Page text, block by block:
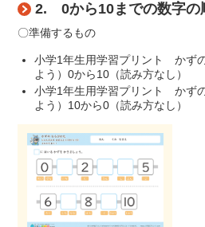
2. 0から10までの数字の
〇準備するもの
小学1年生用学習プリント かず
よう）0から10（読み方なし）
小学1年生用学習プリント かず
よう）10から0（読み方なし）